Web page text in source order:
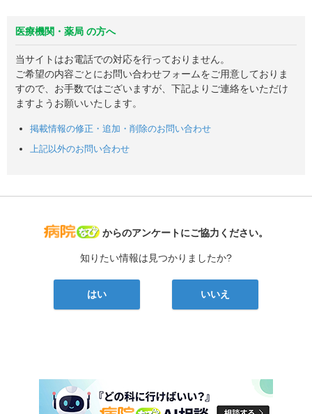
医療機関・薬局 の方へ
当サイトはお電話での対応を行っておりません。
ご希望の内容ごとにお問い合わせフォームをご用意しておりま
すので、お手数ではございますが、下記よりご連絡をいただけ
ますようお願いいたします。
掲載情報の修正・追加・削除のお問い合わせ
上記以外のお問い合わせ
病院なび
からのアンケートにご協力ください。
知りたい情報は見つかりましたか?
はい いいえ